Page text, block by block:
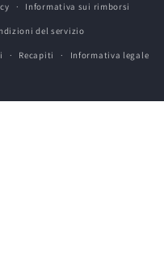
Informativa sui rimborsi
del servizio
Recapiti Informativa legale